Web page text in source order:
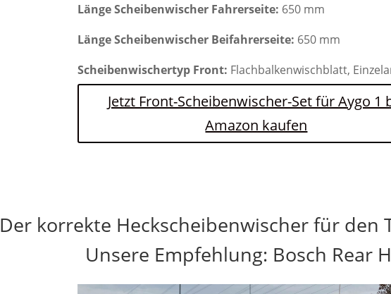
Länge Scheibenwischer Fahrerseite: 650 mm
Länge Scheibenwischer Beifahrerseite: 650 mm
Scheibenwischertyp Front: Flachbalkenwischblatt,
Jetzt Front-Scheibenwischer-Set für Aygo 1
Amazon kaufen
Der korrekte Heckscheibenwischer für den
Unsere Empfehlung: Bosch Rear